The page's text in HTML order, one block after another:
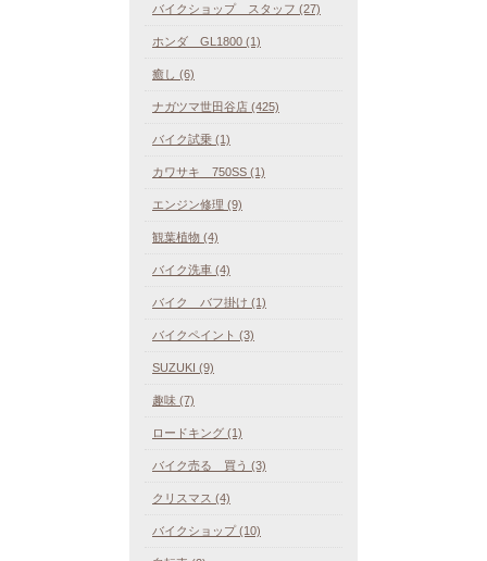
バイクショップ スタッフ (27)
ホンダ GL1800 (1)
癒し (6)
ナガツマ世田谷店 (425)
バイク試乗 (1)
カワサキ 750SS (1)
エンジン修理 (9)
観葉植物 (4)
バイク洗車 (4)
バイク バフ掛け (1)
バイクペイント (3)
SUZUKI (9)
趣味 (7)
ロードキング (1)
バイク売る 買う (3)
クリスマス (4)
バイクショップ (10)